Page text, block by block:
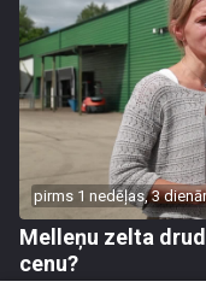
pirms 1 nedēļas, 3
Melleņu zelta
cenu?